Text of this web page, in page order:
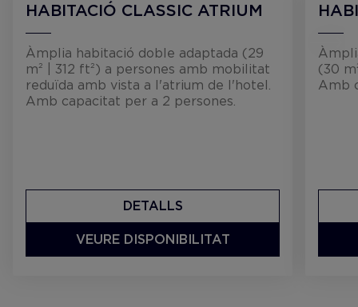
HABITACIÓ CLASSIC ATRIUM
Àmplia habitació doble adaptada (29
m² | 312 ft²) a persones amb mobilitat
reduïda amb vista a l'atrium de l'hotel.
Amb capacitat per a 2 persones.
DETALLS
VEURE DISPONIBILITAT
(30
Amb